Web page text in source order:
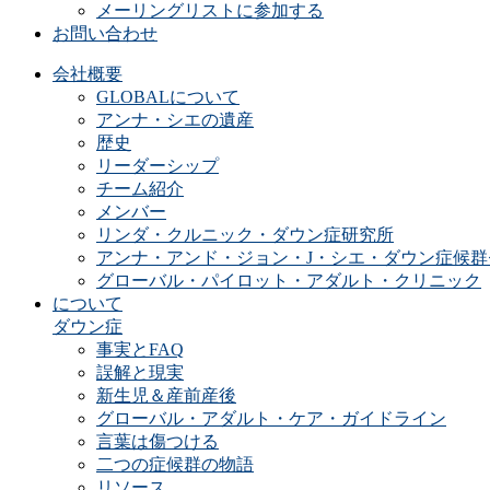
メーリングリストに参加する
お問い合わせ
会社概要
GLOBALについて
アンナ・シエの遺産
歴史
リーダーシップ
チーム紹介
メンバー
リンダ・クルニック・ダウン症研究所
アンナ・アンド・ジョン・J・シエ・ダウン症候
グローバル・パイロット・アダルト・クリニック
について
ダウン症
事実とFAQ
誤解と現実
新生児＆産前産後
グローバル・アダルト・ケア・ガイドライン
言葉は傷つける
二つの症候群の物語